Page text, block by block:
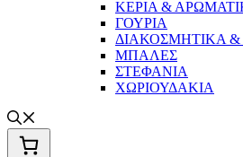
ΚΕΡΙΑ &
ΓΟΥΡΙΑ
ΔΙΑΚΟΣΜΗΤΙΚΑ &
ΜΠΑΛΕΣ
ΣΤΕΦΑΝΙΑ
ΧΩΡΙΟΥΔΑΚΙΑ